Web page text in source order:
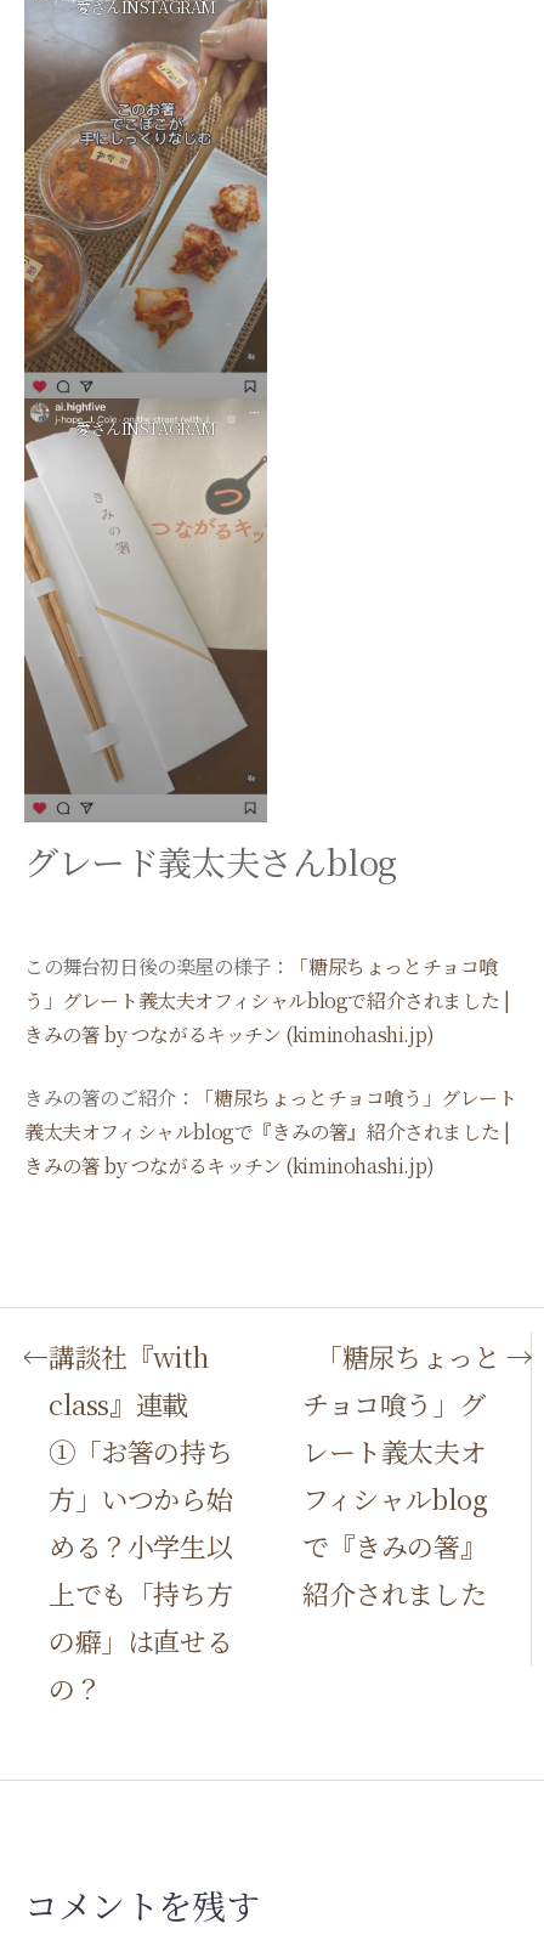
愛さんINSTAGRAM
愛さんINSTAGRAM
グレード義太夫さんblog
この舞台初日後の楽屋の様子：
「糖尿ちょっとチョコ喰
う」グレート義太夫オフィシャルblogで紹介されました |
きみの箸 by つながるキッチン (kiminohashi.jp)
きみの箸のご紹介：
「糖尿ちょっとチョコ喰う」グレート
義太夫オフィシャルblogで『きみの箸』紹介されました |
きみの箸 by つながるキッチン (kiminohashi.jp)
P
g
t
「糖尿ちょっと
チョコ喰う」グ
レート義太夫オ
フィシャルblog
で『きみの箸』
紹介されました
講談社『with
class』連載
①「お箸の持ち
方」いつから始
める？小学生以
上でも「持ち方
の癖」は直せる
の？
コメントを残す